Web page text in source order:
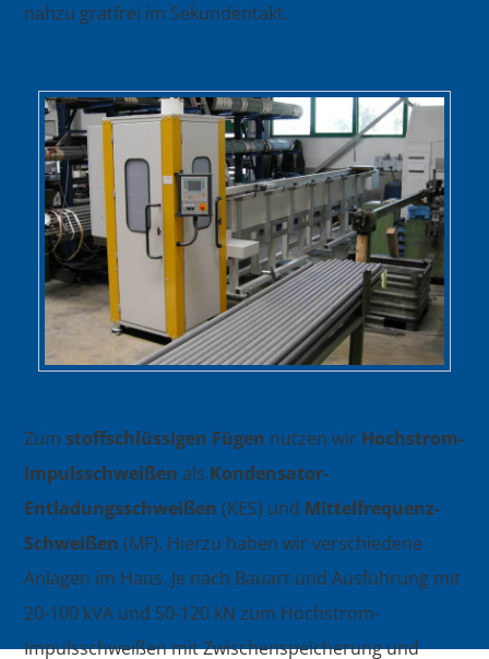
nahzu gratfrei im Sekundentakt.
Zumstoffschlüssigen Fügen nutzen wir Hochstrom-
Impulsschweißen als Kondensator-
Entladungsschweißen (KES) und Mittelfrequenz-
Schweißen (MF). Hierzu haben wir verschiedene
Anlagen im Haus. Je nach Bauart und Ausführung mit
20-100 kVA und 50-120 kN zum Hochstrom-
Impulsschweißen mit Zwischenspeicherung und